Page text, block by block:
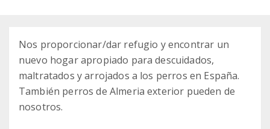
Nos proporcionar/dar refugio y encontrar un
nuevo hogar apropiado para descuidados,
maltratados y arrojados a los perros en España.
También perros de Almeria exterior pueden de
nosotros.